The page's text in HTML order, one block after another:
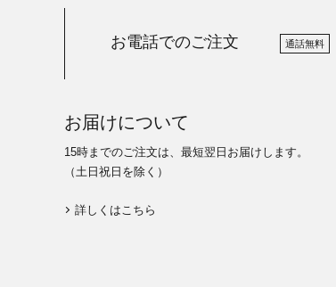
お電話でのご注文 通話無料
お届けについて
15時までのご注文は、最短翌日お届けします。
（土日祝日を除く）
詳しくはこちら